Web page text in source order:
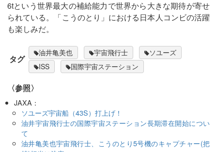
6tという世界最大の補給能力で世界から大きな期待が寄せ
られている。「こうのとり」における日本人コンビの活躍
も楽しみだ。
タグ
油井亀美也 宇宙飛行士
ソユーズ
ISS
国際宇宙ステーション
〈参照〉
JAXA：
ソユーズ宇宙船（43S）打上げ！
油井宇宙飛行士の国際宇宙ステーション長期滞在開始につい
て
油井亀美也宇宙飛行士、こうのとり5号機のキャプチャー(把